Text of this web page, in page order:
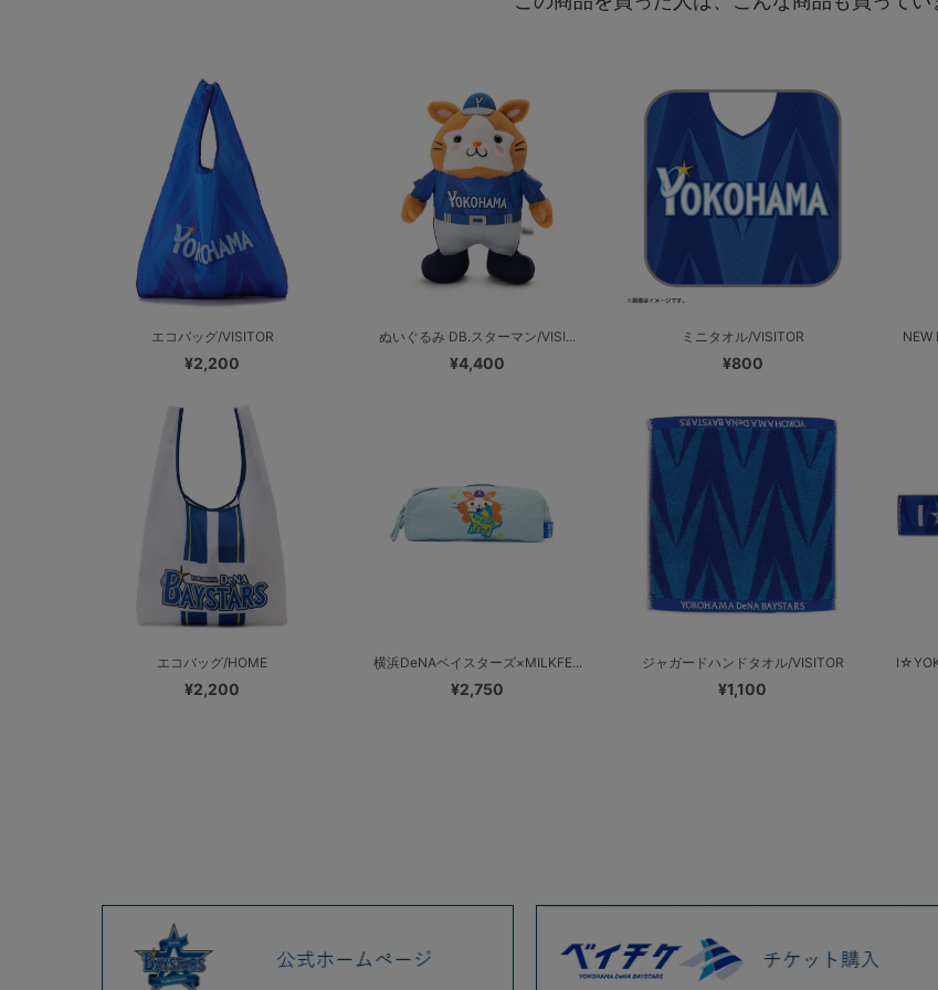
エコバッグ/VISITOR
¥2,200
ぬいぐるみ DB.スターマン/VISI...
¥4,400
ミニタオル/VISITOR
¥800
NEW
エコバッグ/HOME
¥2,200
横浜DeNAベイスターズ×MILKFE...
¥2,750
ジャガードハンドタオル/VISITOR
¥1,100